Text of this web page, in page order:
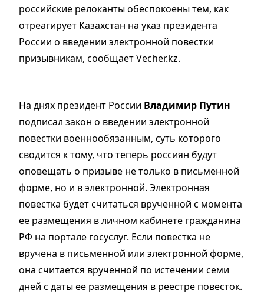
российские релоканты обеспокоены тем, как
отреагирует Казахстан на указ президента
России о введении электронной повестки
призывникам, сообщает Vecher.kz.
На днях президент России Владимир Путин
подписал закон о введении электронной
повестки военнообязанным, суть которого
сводится к тому, что теперь россиян будут
оповещать о призыве не только в письменной
форме, но и в электронной. Электронная
повестка будет считаться врученной с момента
ее размещения в личном кабинете гражданина
РФ на портале госуслуг. Если повестка не
вручена в письменной или электронной форме,
она считается врученной по истечении семи
дней с даты ее размещения в реестре повесток.